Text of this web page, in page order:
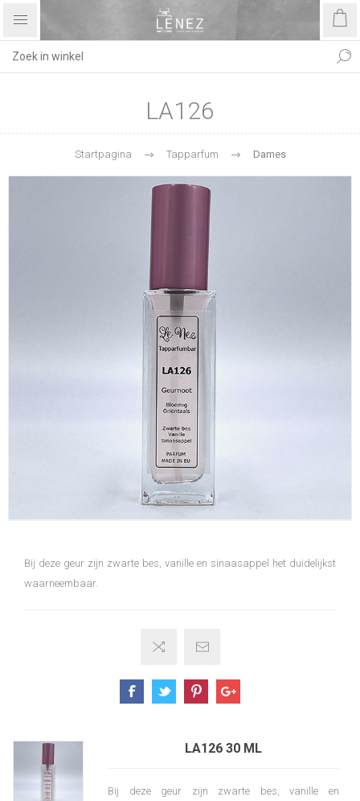
LA126
Startpagina Tapparfum Dames
Bij deze geur zijn zwarte bes, vanille en sinaasappel het duidelijkst
waarneembaar.
LA126 30 ML
Bij deze geur zijn zwarte bes, vanille en